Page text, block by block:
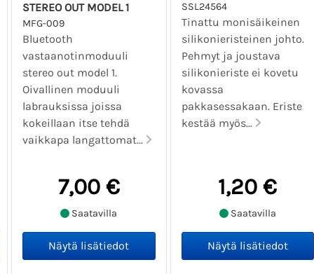
STEREO OUT MODEL 1
MFG-009
Bluetooth
vastaanotinmoduuli
stereo out model 1.
Oivallinen moduuli
labrauksissa joissa
kokeillaan itse tehdä
vaikkapa langattomat...
7,00 €
Saatavilla
SSL24564
Tinattu monisäikeinen
silikonieristeinen johto.
Pehmyt ja joustava
silikonieriste ei kovetu
kovassa
pakkasessakaan. Eriste
kestää myös...
1,20 €
Saatavilla